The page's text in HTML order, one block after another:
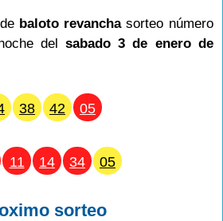
baloto revanchasorteo número
delsabado 3 de enero de
38 42 05
11 14 34 05
sorteo